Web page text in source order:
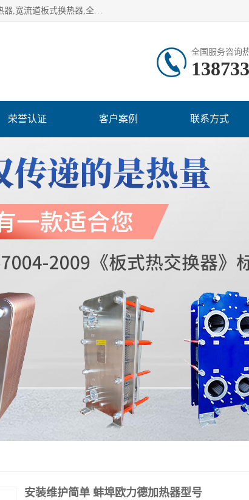
湖南欧力德换热实业有限公司生产换热设备,板式换热器,板式热交换器,板式换热器机组,卫生级板式换热器,宽流道板式换热器,全焊接板式换热器,钎焊板式换热器,钛材板式换热器,容积式换热器,盘管换热,不锈钢水箱,定压补水机组,变频供水机组等,用户覆盖：湖南、湖北、广西、广东、海南、云南、贵州等全国各地。
全国服务咨询
荣誉认证 客户案例 联系方式
安装维护简单 蚌埠欧力德加热器型号